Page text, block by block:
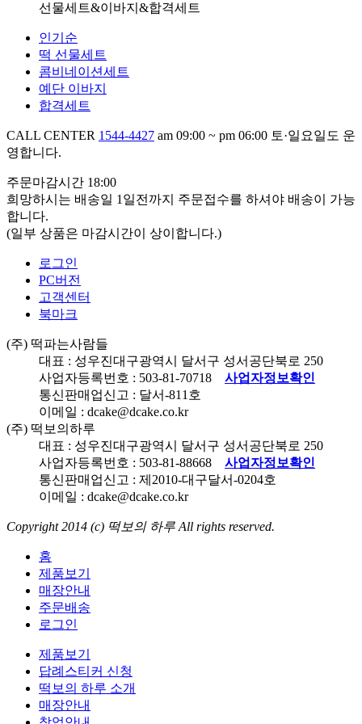
선물세트&이바지&합격세트
인기순
떡 선물세트
콤비네이션세트
예단 이바지
합격세트
CALL CENTER 1544-4427 am 09:00 ~ pm 06:00 토·일요일도 운
영합니다.
주문마감시간 18:00
희망하시는 배송일 1일전까지 주문접수를 하셔야 배송이 가능
합니다.
(일부 상품은 마감시간이 상이합니다.)
로그인
PC버전
고객센터
북마크
(주) 떡파는사람들
대표 : 성우진대구광역시 달서구 성서공단북로 250
사업자등록번호 : 503-81-70718
사업자정보확인
통신판매업신고 : 달서-811호
이메일 : dcake@dcake.co.kr
(주) 떡보의하루
대표 : 성우진대구광역시 달서구 성서공단북로 250
사업자등록번호 : 503-81-88668
사업자정보확인
통신판매업신고 : 제 2010-대구달서-0204호
이메일 : dcake@dcake.co.kr
Copyright 2014 (c) 떡보의 하루All rights reserved.
홈
제품보기
매장안내
주문배송
로그인
제품보기
답례스티커 신청
떡보의 하루 소개
매장안내